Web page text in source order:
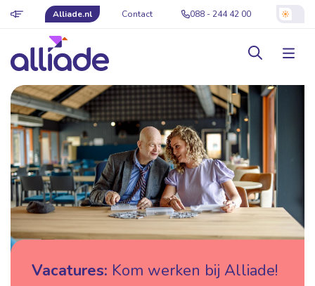
Alliade.nl Contact 088 - 244 42 00
Vacatures: Kom werken bij Alliade!